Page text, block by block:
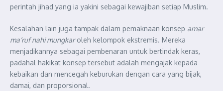
perintah jihad yang ia yakini sebagai kewajiban setiap Muslim.
Kesalahan lain juga tampak dalam pemaknaan konsep amar
ma’ruf nahi mungkaroleh kelompok ekstremis. Mereka
menjadikannya sebagai pembenaran untuk bertindak keras,
padahal hakikat konsep tersebut adalah mengajak kepada
kebaikan dan mencegah keburukan dengan cara yang bijak,
damai, dan proporsional.